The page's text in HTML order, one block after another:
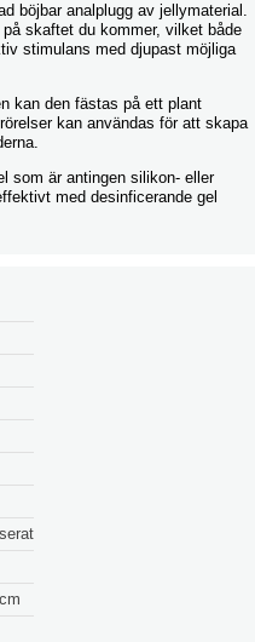
böjbar analplugg av jellymaterial.
skaftet du kommer, vilket både
stimulans med djupast möjliga
kan den fästas på ett plant
kan användas för att skapa
som är antingen silikon- eller
med desinficerande gel